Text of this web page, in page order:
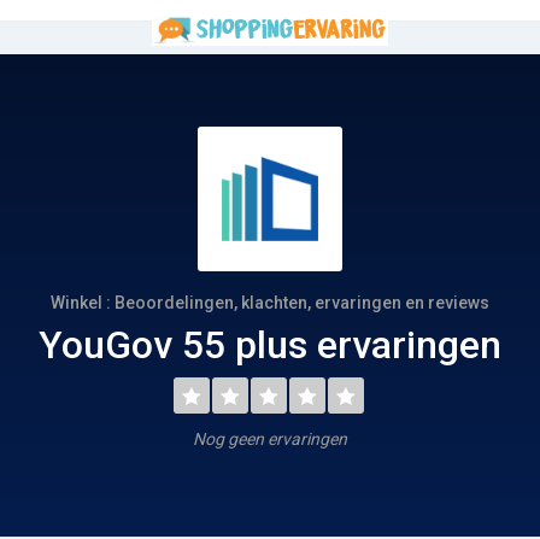
Winkel : Beoordelingen, klachten, ervaringen en reviews
YouGov 55 plus ervaringen
Nog geen ervaringen